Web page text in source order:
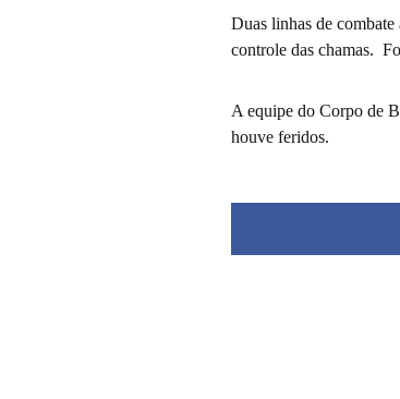
Duas linhas de
controle das chamas.
A equipe do Corpo de
houve feridos.